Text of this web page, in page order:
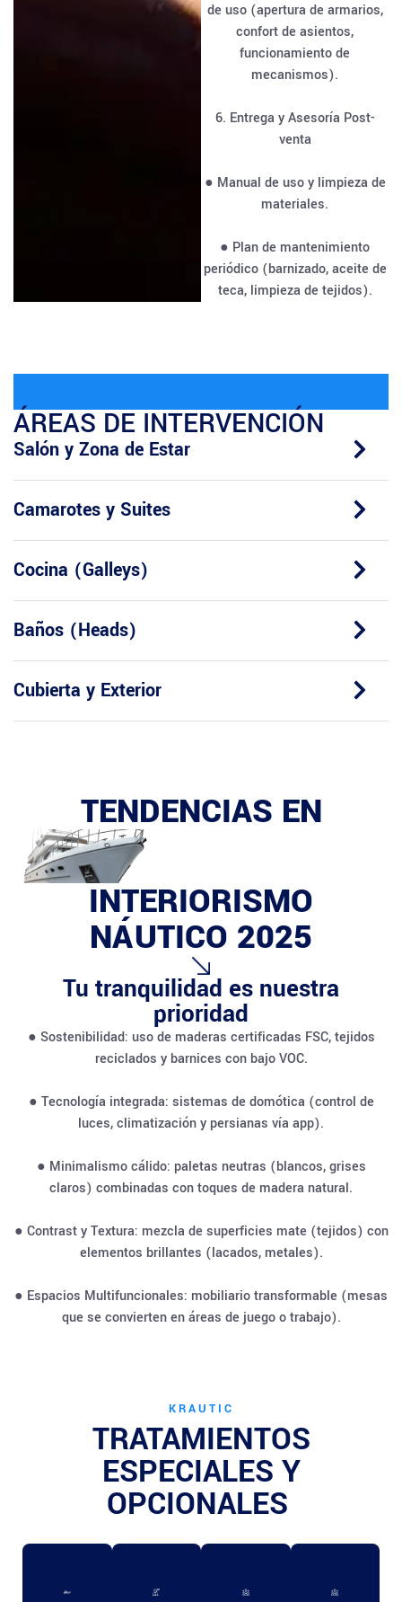
de uso (apertura de armarios,
confort de asientos,
funcionamiento de
mecanismos).
6. Entrega y Asesoría Post-
venta
● Manual de uso y limpieza de
materiales.
● Plan de mantenimiento
periódico (barnizado, aceite de
teca, limpieza de tejidos).
ÁREAS DE INTERVENCIÓN
Salón y Zona de Estar
Camarotes y Suites
Cocina (Galleys)
Baños (Heads)
Cubierta y Exterior
TENDENCIAS EN
INTERIORISMO
NÁUTICO 2025
Tu tranquilidad es nuestra
prioridad
● Sostenibilidad: uso de maderas certificadas FSC, tejidos
reciclados y barnices con bajo VOC.
● Tecnología integrada: sistemas de domótica (control de
luces, climatización y persianas vía app).
● Minimalismo cálido: paletas neutras (blancos, grises
claros) combinadas con toques de madera natural.
● Contrast y Textura: mezcla de superficies mate (tejidos) con
elementos brillantes (lacados, metales).
● Espacios Multifuncionales: mobiliario transformable (mesas
que se convierten en áreas de juego o trabajo).
KRAUTIC
TRATAMIENTOS
ESPECIALES Y
OPCIONALES